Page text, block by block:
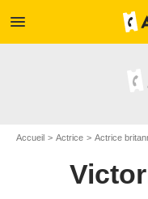
menu
Accueil Actrice Actrice